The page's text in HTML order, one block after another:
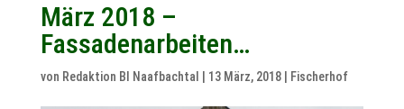
März 2018 –
Fassadenarbeiten…
von Redaktion BI Naafbachtal 13 März, 2018| Fischerhof